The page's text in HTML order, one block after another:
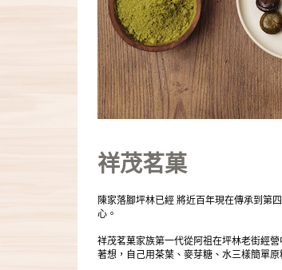
祥茂茗菓
陳家落腳坪林已經 將近百年現在傳承到第
心。
祥茂茗菓家族第一代從阿祖在坪林老街經
著想，自己用茶葉、麥芽糖、水三樣簡單